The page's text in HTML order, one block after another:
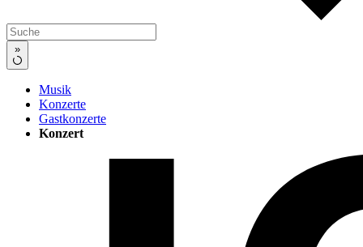
»
Musik
Konzerte
Gastkonzerte
Konzert